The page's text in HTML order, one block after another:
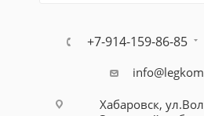
+7-914-159-86-85
Хабаровск,